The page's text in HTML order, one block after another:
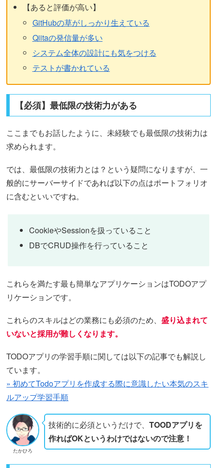
【あると評価が高い】
GitHubの草がしっかり生えている
Qiitaの発信量が多い
システム全体の設計にも気をつける
テストが書かれている
【必須】最低限の技術力がある
ここまでもお話したように、未経験でも最低限の技術力は
求められます。
では、最低限の技術力とは？という疑問になりますが、一
般的にサーバーサイドであれば以下の点はポートフォリオ
に含むといいですね。
CookieやSessionを扱っていること
DBでCRUD操作を行っていること
これらを満たす最も簡単なアプリケーションはTODOアプ
リケーションです。
これらのスキルはどの業務にも必須のため、盛り込まれて
いないと採用が難しくなります。
TODOアプリの学習手順に関しては以下の記事でも解説し
ています。
» 初めてTodoアプリを作成する際に意識したい本気のスキ
ルアップ学習手順
たかひろ
技術的に必須というだけで、 TOODアプリを
作ればOKというわけではないので注意！